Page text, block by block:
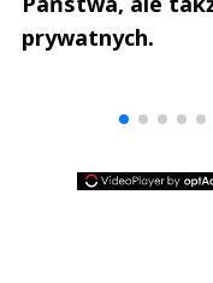
prywatnych.